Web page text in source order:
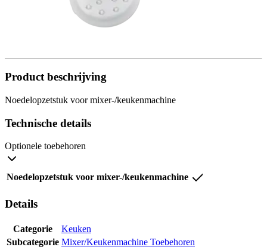
Product beschrijving
Noedelopzetstuk voor mixer-/keukenmachine
Technische details
Optionele toebehoren
Noedelopzetstuk voor mixer-/keukenmachine
Details
Categorie
Keuken
Subcategorie Mixer/Keukenmachine Toebehoren